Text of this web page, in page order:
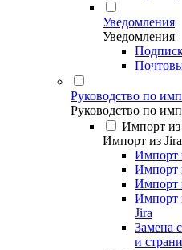
Уведомления
Уведомления
Руководство по
Руководство по
Импорт из
Импорт из Jira
Импорт
Импорт
Импорт
Импорт
Jira
Замена
и